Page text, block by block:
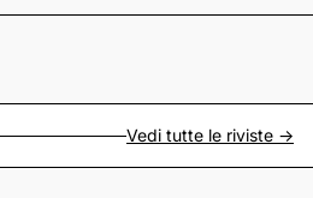
Vedi tutte le riviste ->